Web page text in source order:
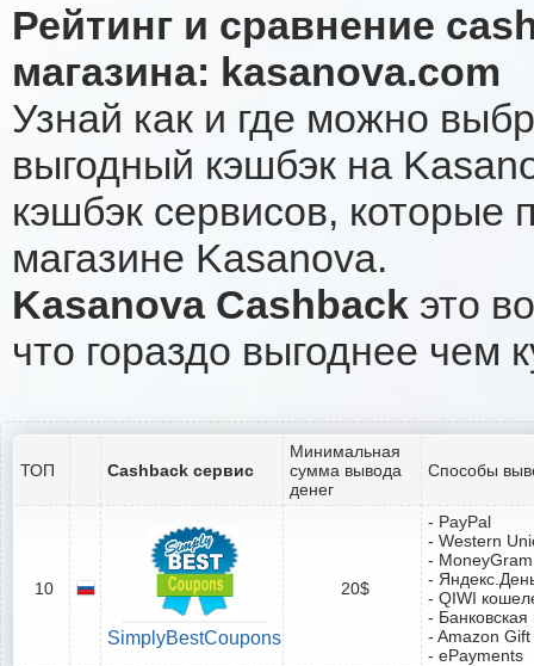
Рейтинг и сравнение
магазина: kasanova.com
Узнай как и где можно
выгодный кэшбэк на
кэшбэк сервисов, которые
магазине Kasanova.
Kasanova Cashback это
что гораздо выгоднее чем
ТОП Cashback сервис
Минимальная
сумма вывода
денег
Способы
10
SimplyBestCoupons
20$
- PayPal
- Western
- MoneyGram
-
- QIWI
-
- Amazon
- ePayments